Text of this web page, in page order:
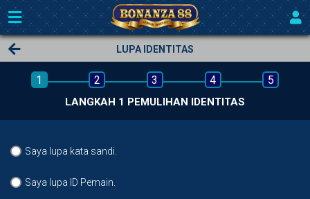
LUPA IDENTITAS
1 2 3 4 5
LANGKAH 1 PEMULIHAN IDENTITAS
Saya lupa kata sandi.
Saya lupa ID Pemain.